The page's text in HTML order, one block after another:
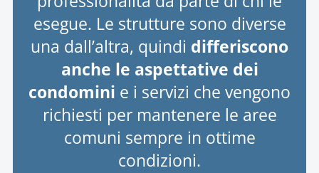
esegue. Le strutture sono diverse
una dall’altra, quindi differiscono
anche le aspettative dei
condomini e i servizi che vengono
richiesti per mantenere le aree
comuni sempre in ottime
condizioni.